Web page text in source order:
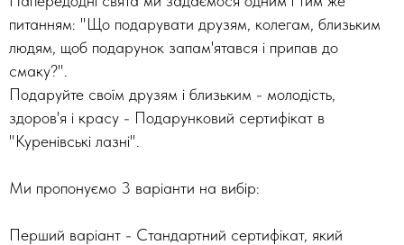
питанням: "Що подарувати друзям, колегам, близьким
людям, щоб подарунок запам'ятався і припав до
смаку?".
Подаруйте своїм друзям і близьким - молодість,
здоров'я і красу - Подарунковий сертифікат в
"Куренівські лазні".
Ми пропонуємо 3 варіанти на вибір:
Перший варіант - Стандартний сертифікат, який